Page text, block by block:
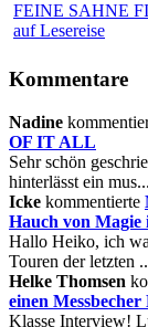
FEINE SAHNE
auf Lesereise
Kommentare
Nadine
OF IT ALL
Sehr schön
hinterlässt ein mus...
Icke kommentierte
Hauch von Magie
Hallo Heiko, ich
Touren der letzten
Helke Thomsen
einen
Klasse Interview!